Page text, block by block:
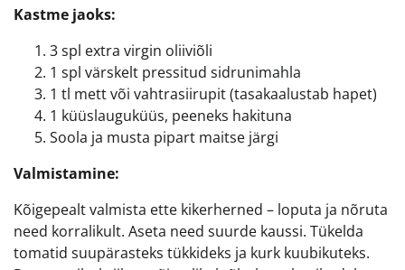
Kastme jaoks:
3 spl extra virgin oliiviõli
1 spl värskelt pressitud sidrunimahla
1 tl mett või vahtrasiirupit (tasakaalustab hapet)
1 küüslauguküüs, peeneks hakituna
Soola ja musta pipart maitse järgi
Valmistamine:
Kõigepealt valmista ette kikerherned – loputa ja nõruta
need korralikult. Aseta need suurde kaussi. Tükelda
tomatid suupärasteks tükkideks ja kurk kuubikuteks.